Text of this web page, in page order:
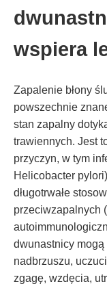
wspiera
Zapalenie błony
powszechnie
stan zapalny
trawiennych. Jest
przyczyn, w tym
Helicobacter
długotrwałe
przeciwzapalnych
dwunastnicy
nadbrzuszu,
zgagę, wzdęcia,